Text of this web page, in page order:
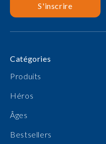
S'inscrire
Catégories
Produits
Héros
Âges
Bestsellers